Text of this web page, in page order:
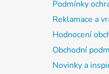
Podmínky
Reklamace a
Hodnocení
Obchodní
Novinky a